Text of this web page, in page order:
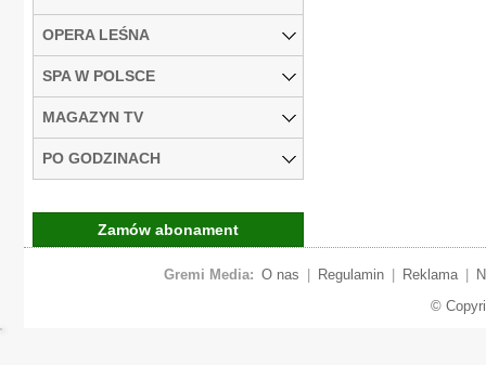
OPERA LEŚNA
SPA W POLSCE
MAGAZYN TV
PO GODZINACH
Zamów abonament
Gremi Media: O nas Regulamin Reklama
©